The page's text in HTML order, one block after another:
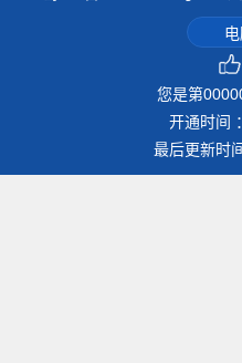
您是第
开通时间
最后更新时